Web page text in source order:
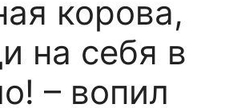
корова,
на себя в
– вопил